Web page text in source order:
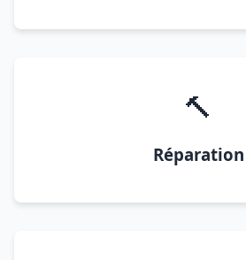
🔨
Réparation